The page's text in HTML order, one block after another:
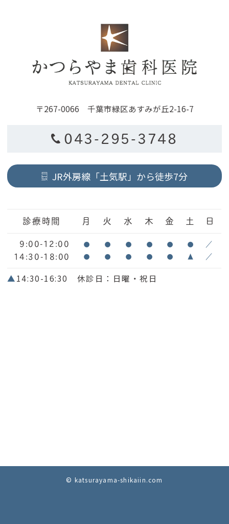
〒267-0066 千葉市緑区あすみが丘2-16-7
043-295-3748
JR外房線「土気駅」から徒歩7分
診療時間 月 火 水 木 金 土 日
9:00-12:00 ● ● ● ● ● ● ／
14:30-18:00 ● ● ● ● ● ▲ ／
▲14:30-16:30 休診日：日曜・祝日
© katsurayama-shikaiin.com